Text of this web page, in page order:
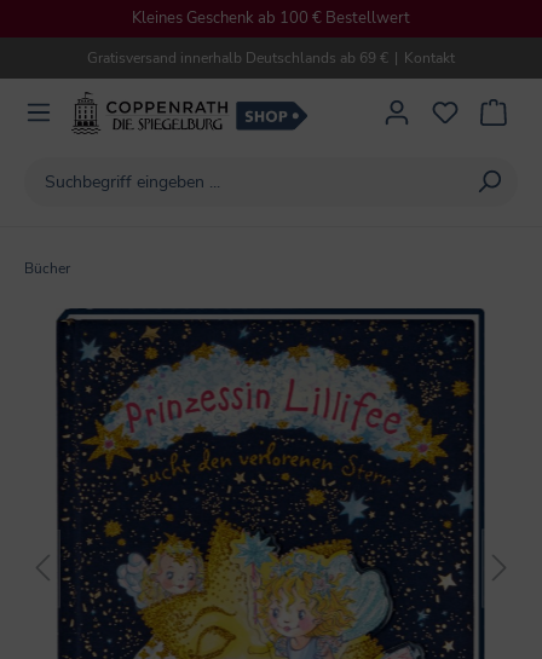
Kleines Geschenk ab 100 € Bestellwert
Gratisversand innerhalb Deutschlands ab 69 € | Kontakt
Bücher
Bildergalerie überspringen